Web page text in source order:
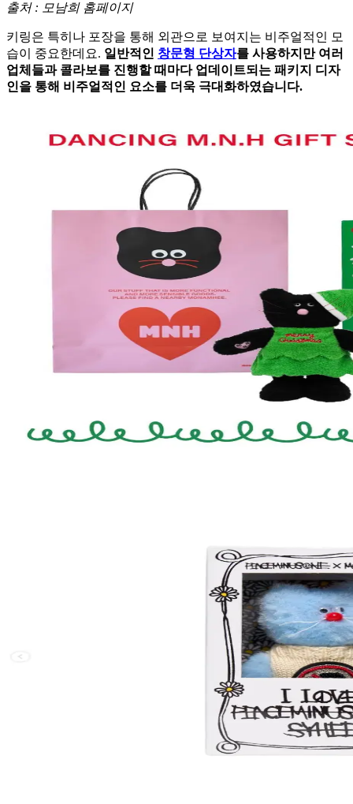
출처 : 모남희 홈페이지
키링은 특히나 포장을 통해 외관으로 보여지는 비주얼적인 모
습이 중요한데요. 일반적인 창문형 단상자를 사용하지만 여러
업체들과 콜라보를 진행할 때마다 업데이트되는 패키지 디자
인을 통해 비주얼적인 요소를 더욱 극대화하였습니다.